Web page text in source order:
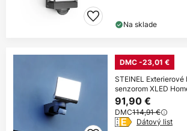
Na sklade
DMC -23,01 €
STEINEL
senzorom XLED
91,90 €
DMC114,91 €
Dátový list